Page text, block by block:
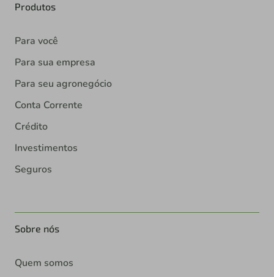
Produtos
Para você
Para sua empresa
Para seu agronegócio
Conta Corrente
Crédito
Investimentos
Seguros
Sobre nós
Quem somos